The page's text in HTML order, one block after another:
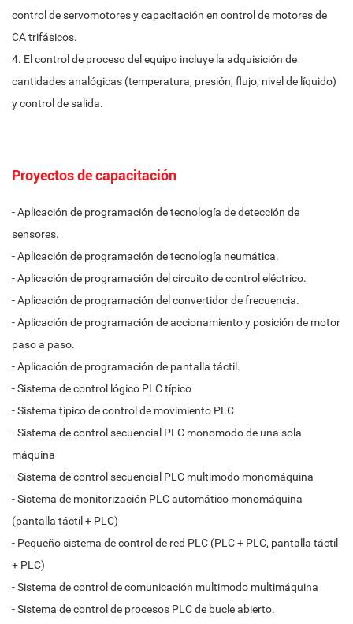
control de servomotores y capacitación en control de motores de
CA trifásicos.
4. El control de proceso del equipo incluye la adquisición de
cantidades analógicas (temperatura, presión, flujo, nivel de líquido)
y control de salida.
Proyectos de capacitación
- Aplicación de programación de tecnología de detección de
sensores.
- Aplicación de programación de tecnología neumática.
- Aplicación de programación del circuito de control eléctrico.
- Aplicación de programación del convertidor de frecuencia.
- Aplicación de programación de accionamiento y posición de motor
paso a paso.
- Aplicación de programación de pantalla táctil.
- Sistema de control lógico PLC típico
- Sistema típico de control de movimiento PLC
- Sistema de control secuencial PLC monomodo de una sola
máquina
- Sistema de control secuencial PLC multimodo monomáquina
- Sistema de monitorización PLC automático monomáquina
(pantalla táctil + PLC)
- Pequeño sistema de control de red PLC (PLC + PLC, pantalla táctil
+ PLC)
- Sistema de control de comunicación multimodo multimáquina
- Sistema de control de procesos PLC de bucle abierto.